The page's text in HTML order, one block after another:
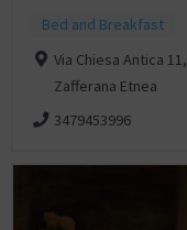
Bed and Breakfast
Via Chiesa Antica 11,
Zafferana Etnea
3479453996